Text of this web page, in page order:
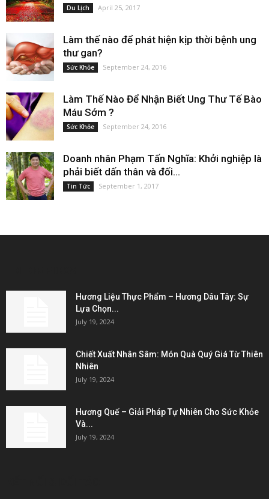
Du Lịch April 25, 2017
Làm thế nào để phát hiện kịp thời bệnh ung
thư gan?
Sức Khỏe September 24, 2016
Làm Thế Nào Để Nhận Biết Ung Thư Tế Bào
Máu Sớm ?
Sức Khỏe September 24, 2016
Doanh nhân Phạm Tấn Nghĩa: Khởi nghiệp là
phải biết dấn thân và đối...
Tin Tức September 1, 2017
Hương Liệu Thực Phẩm – Hương Dâu Tây: Sự
Lựa Chọn...
July 19, 2024
Chiết Xuất Nhân Sâm: Món Quà Quý Giá Từ Thiên
Nhiên
July 19, 2024
Hương Quế – Giải Pháp Tự Nhiên Cho Sức Khỏe
Và...
July 19, 2024